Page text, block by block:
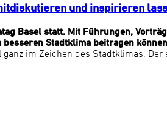
und inspirieren
Basel statt. Mit Führungen,
Stadtklima beitragen
im Zeichen des Stadtklimas. Der